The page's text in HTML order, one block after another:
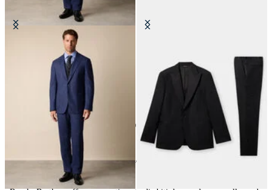
Abito Tecnico in Lana
CHF 547.50
10prodotti
Completi uomo dal taglio sartoriale